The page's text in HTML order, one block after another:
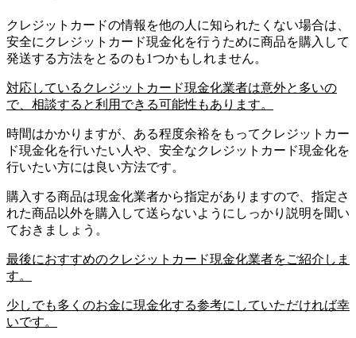
クレジットカードの情報を他の人に知られたくない場合は、
安全にクレジットカード現金化を行うために商品を購入して
発送する方法をとるのも1つかもしれません。
対応しているクレジットカード現金化業者は意外と多いの
で、相談すると利用できる可能性もあります。
時間はかかりますが、ある程度余裕をもってクレジットカー
ド現金化を行いたい人や、安全なクレジットカード現金化を
行いたい方には良い方法です。
購入する商品は現金化業者から指定がありますので、指定さ
れた商品以外を購入して送らないようにしっかり説明を聞い
ておきましょう。
最後におすすめのクレジットカード現金化業者をご紹介しま
す。
少しでも多くのお金に現金化する参考にしていただければ幸
いです。